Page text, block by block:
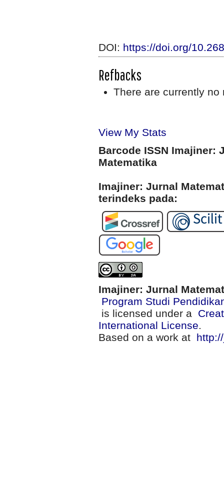
DOI: https://doi.org/
Refbacks
There are currently no
View My Stats
Barcode ISSN Imajiner:
Matematika
Imajiner: Jurnal
terindeks pada:
Imajiner: Jurnal
Program Studi
is licensed under a
International License.
Based on a work at